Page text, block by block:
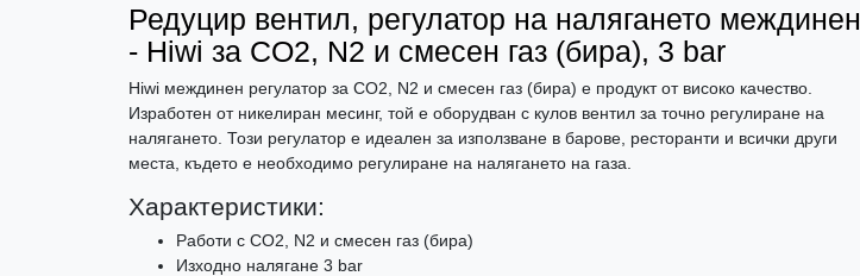
Редуцир вентил, регулатор на налягането междинен
- Hiwi за CO2, N2 и смесен газ (бира), 3 bar
Hiwi междинен регулатор за CO2, N2 и смесен газ (бира) е продукт от високо качество.
Изработен от никелиран месинг, той е оборудван с кулов вентил за точно регулиране на
налягането. Този регулатор е идеален за използване в барове, ресторанти и всички други
места, където е необходимо регулиране на налягането на газа.
Характеристики:
Работи с CO2, N2 и смесен газ (бира)
Изходно налягане 3 bar